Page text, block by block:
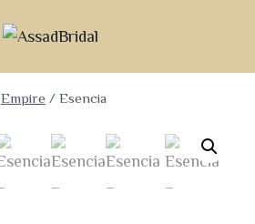
Empire / Esencia